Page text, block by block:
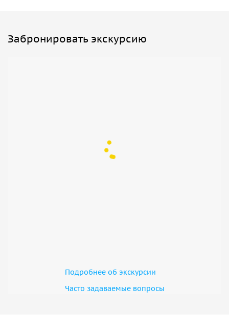
Забронировать экскурсию
Подробнее об экскурсии
Часто задаваемые вопросы